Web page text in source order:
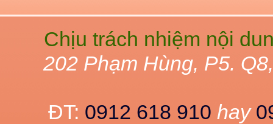
Chịu trách nhiệm nội
202 Phạm Hùng, P5.
ĐT: 0912 618 910 hay